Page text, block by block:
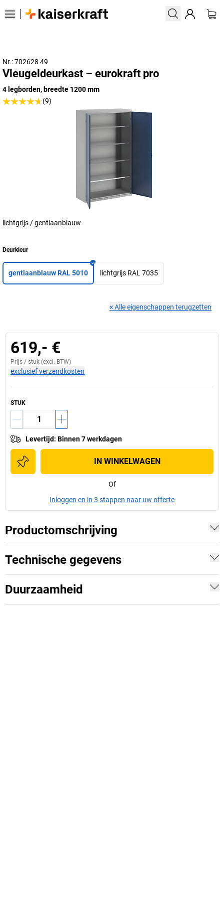
Nr.: 702628 49
Vleugeldeurkast – eurokraft pro
4 legborden, breedte 1200 mm
(9)
lichtgrijs / gentiaanblauw
Deurkleur
gentiaanblauw RAL 5010 lichtgrijs RAL 7035
×Alle eigenschappen terugzetten
619,- €
Prijs / stuk (excl. BTW)
exclusief verzendkosten
STUK
Levertijd: Binnen 7 werkdagen
IN WINKELWAGEN
Of
Inloggen en in 3 stappen naar uw offerte
Productomschrijving
Technische gegevens
Duurzaamheid